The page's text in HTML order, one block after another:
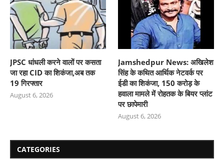
JPSC धांधली करने वालों पर कसता
जा रहा CID का शिकंजा,अब तक
19 गिरफ्तार
August 6, 2026
Jamshedpur News: अखिलेश
सिंह के कथित आर्थिक नेटवर्क पर
ईडी का शिकंजा, 150 करोड़ के
हवाला मामले में रोहतक के बियर प्लांट
पर छापेमारी
August 6, 2026
CATEGORIES